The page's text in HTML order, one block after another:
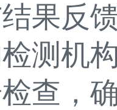
果反
机构
查，